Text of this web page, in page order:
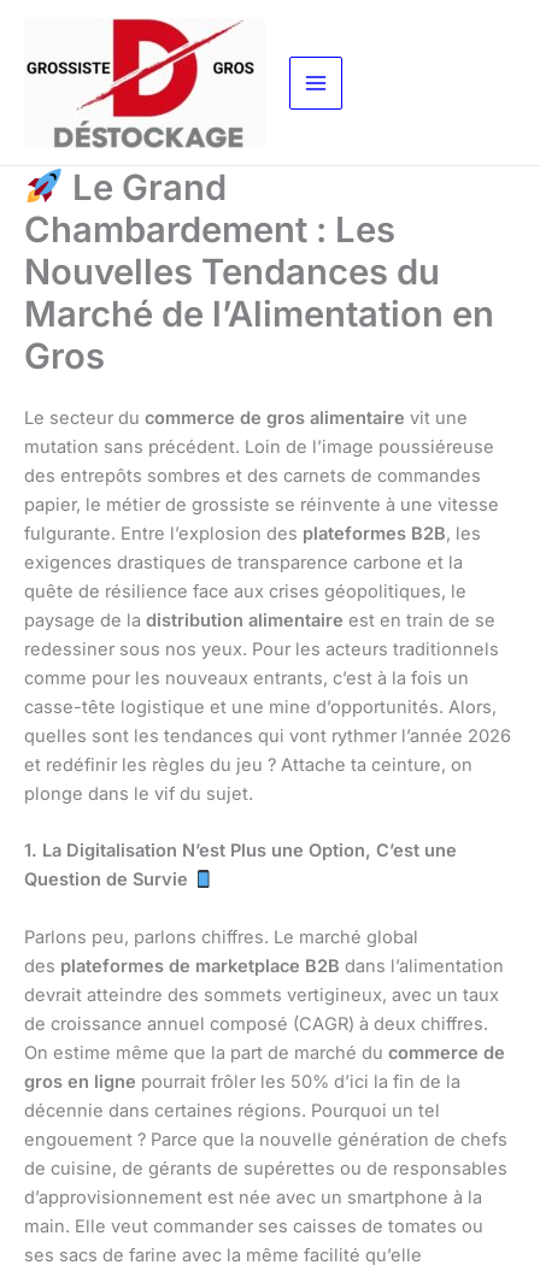
contenu
Le Grand
Chambardement : Les
Nouvelles Tendances du
Marché de l’Alimentation en
Gros
Le secteur du commerce de gros alimentaire vit une
mutation sans précédent. Loin de l’image poussiéreuse
des entrepôts sombres et des carnets de commandes
papier, le métier de grossiste se réinvente à une vitesse
fulgurante. Entre l’explosion des plateformes B2B, les
exigences drastiques de transparence carbone et la
quête de résilience face aux crises géopolitiques, le
paysage de la distribution alimentaire est en train de se
redessiner sous nos yeux. Pour les acteurs traditionnels
comme pour les nouveaux entrants, c’est à la fois un
casse-tête logistique et une mine d’opportunités. Alors,
quelles sont les tendances qui vont rythmer l’année 2026
et redéfinir les règles du jeu ? Attache ta ceinture, on
plonge dans le vif du sujet.
1. La Digitalisation N’est Plus une Option, C’est une
Question de Survie
Parlons peu, parlons chiffres. Le marché global
des plateformes de marketplace B2B dans l’alimentation
devrait atteindre des sommets vertigineux, avec un taux
de croissance annuel composé (CAGR) à deux chiffres.
On estime même que la part de marché du commerce de
gros en ligne pourrait frôler les 50% d’ici la fin de la
décennie dans certaines régions. Pourquoi un tel
engouement ? Parce que la nouvelle génération de chefs
de cuisine, de gérants de supérettes ou de responsables
d’approvisionnement est née avec un smartphone à la
main. Elle veut commander ses caisses de tomates ou
ses sacs de farine avec la même facilité qu’elle